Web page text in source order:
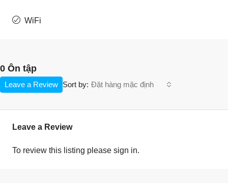
WiFi
0 Ôn tập
Sort by: Đặt hàng mặc định
Leave a Review
Leave a Review
To review this listing please sign in.